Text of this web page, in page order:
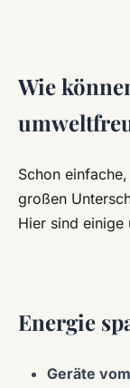
Wie
Schon
großen
Hier sind
Energie
Geräte